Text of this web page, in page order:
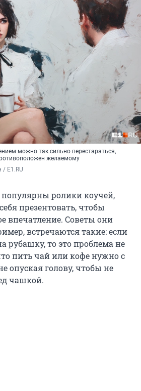
можно так сильно перестараться,
желаемому
E1.RU
популярны ролики коучей,
презентовать, чтобы
впечатление. Советы они
встречаются такие: если
рубашку, то это проблема не
пить чай или кофе нужно с
опуская голову, чтобы не
чашкой.